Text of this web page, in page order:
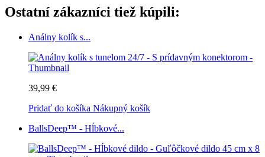
Ostatní zákazníci tiež kúpili:
Análny kolík s...
39,99 €
Pridať do košíka Nákupný košík
BallsDeep™ - Hĺbkové...